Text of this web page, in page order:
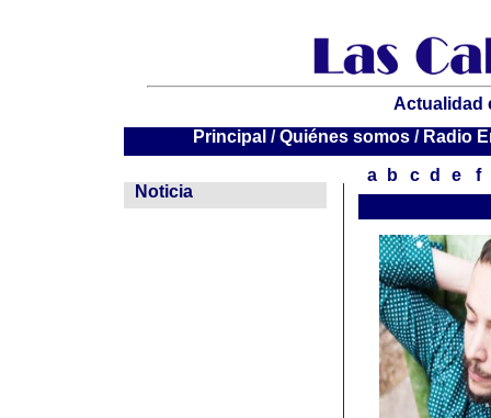
Principal / Quiénes somos / Radio
Noticia
Actualidad
a b c d e f
Principal / Quiénes somos / Radio
Principal / Quiénes somos / Radio